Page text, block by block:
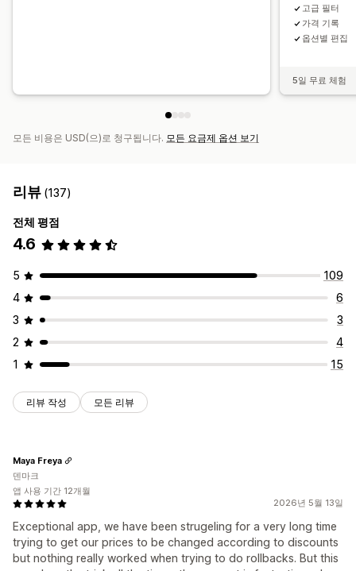
고급 필터
가격 기록
옵션별 편집
5일 무료 체험
모든 비용은 USD(으)로 청구됩니다. 모든 요금제 옵션 보기
리뷰 (137)
전체 평점
4.6
5
109
4
6
3
3
2
4
1
15
리뷰 작성 모든 리뷰
2026년 5월 13일
Exceptional app, we have been strugeling for a very long time
trying to get our prices to be changed according to discounts
but nothing really worked when trying to do rollbacks. But this
Maya Freya
덴마크
앱 사용 기간 12개월